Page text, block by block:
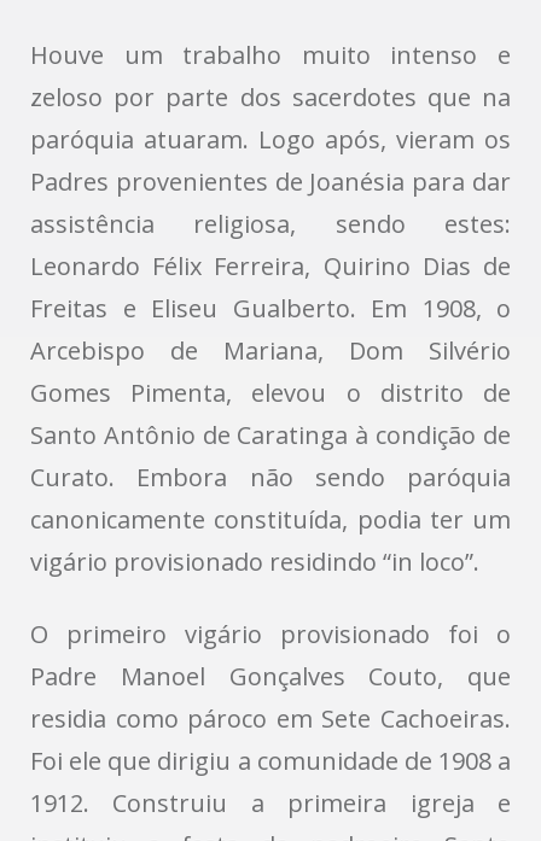
Houve um trabalho muito intenso e
zeloso por parte dos sacerdotes que na
paróquia atuaram. Logo após, vieram os
Padres provenientes de Joanésia para dar
assistência religiosa, sendo estes:
Leonardo Félix Ferreira, Quirino Dias de
Freitas e Eliseu Gualberto. Em 1908, o
Arcebispo de Mariana, Dom Silvério
Gomes Pimenta, elevou o distrito de
Santo Antônio de Caratinga à condição de
Curato. Embora não sendo paróquia
canonicamente constituída, podia ter um
vigário provisionado residindo “in loco”.
O primeiro vigário provisionado foi o
Padre Manoel Gonçalves Couto, que
residia como pároco em Sete Cachoeiras.
Foi ele que dirigiu a comunidade de 1908 a
1912. Construiu a primeira igreja e